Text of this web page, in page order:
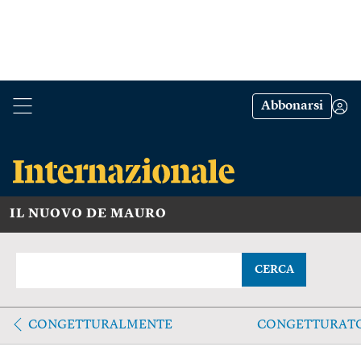
Abbonarsi
IL NUOVO DE MAURO
CERCA
CONGETTURALMENTE